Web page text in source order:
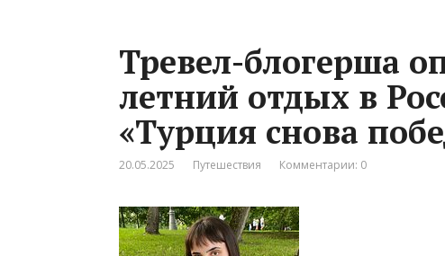
Тревел-блогерша
летний отдых в
«Турция снова
20.05.2025 Путешествия Комментарии: 0